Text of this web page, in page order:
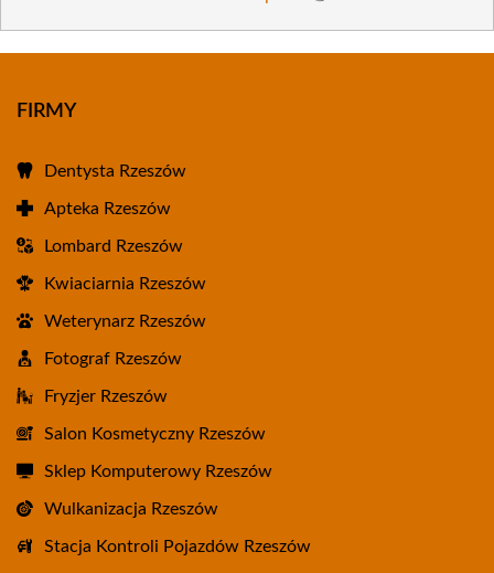
FIRMY
Dentysta Rzeszów
Apteka Rzeszów
Lombard Rzeszów
Kwiaciarnia Rzeszów
Weterynarz Rzeszów
Fotograf Rzeszów
Fryzjer Rzeszów
Salon Kosmetyczny Rzeszów
Sklep Komputerowy Rzeszów
Wulkanizacja Rzeszów
Stacja Kontroli Pojazdów Rzeszów